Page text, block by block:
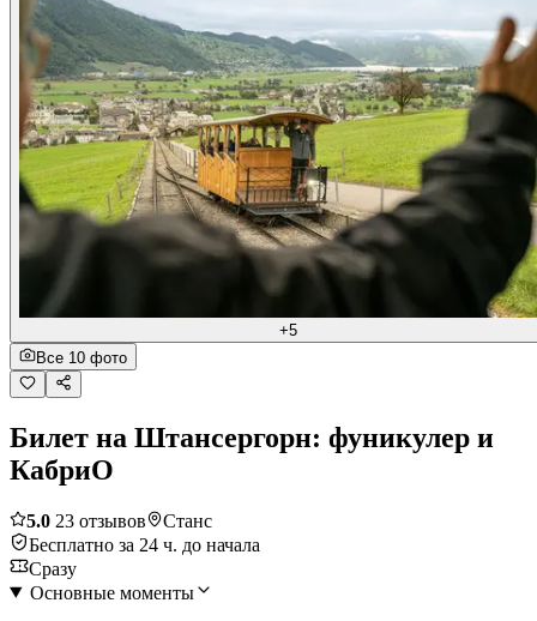
+5
Все 10 фото
Билет на Штансергорн: фуникулер и
КабриО
5.0 23 отзывов
Станс
Бесплатно за 24 ч. до начала
Сразу
Основные моменты